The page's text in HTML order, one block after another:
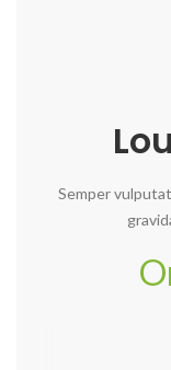
Semper